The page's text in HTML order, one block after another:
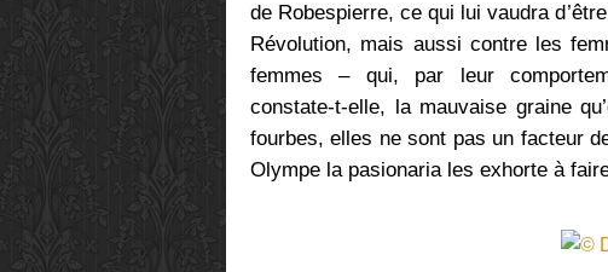
de Robespierre, ce qui lui vaudra
Révolution, mais aussi contre les
femmes – qui, par leur
constate-t-elle, la mauvaise graine
fourbes, elles ne sont pas un facteur
Olympe la pasionaria les exhorte à